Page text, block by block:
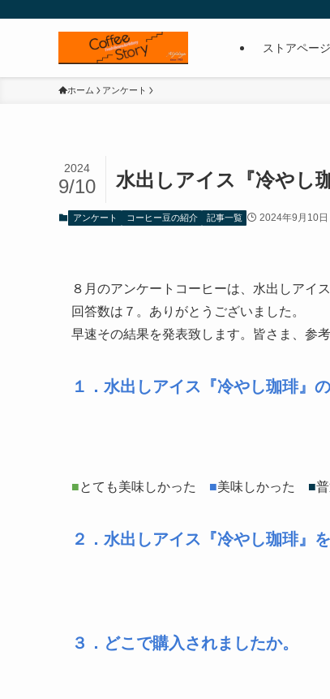
ストアペー
ホーム アンケート
水出しアイス『冷やし
2024
9/10
アンケート コーヒー豆の紹介 記事一覧 2024年9月10日
８月のアンケートコーヒーは、水出しアイ
回答数は７。ありがとうございました。
早速その結果を発表致します。皆さま、参
１．水出しアイス『冷やし珈琲』
■とても美味しかった ■美味しかった ■
２．水出しアイス『冷やし珈琲』
３．どこで購入されましたか。